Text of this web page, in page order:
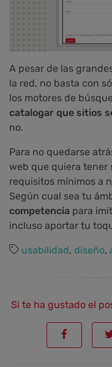
A pesar de las
la red, no basta con
los motores de
catalogar que sitios
no.
Para no quedarse
web que quiera tener
requisitos mínimos a
Según cual sea tu
competencia para
incluso aportar tu
usabilidad, diseño,
Si te ha gustado el